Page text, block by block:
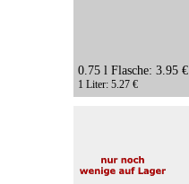
0.75 l Flasche: 3.95 €
1 Liter: 5.27 €